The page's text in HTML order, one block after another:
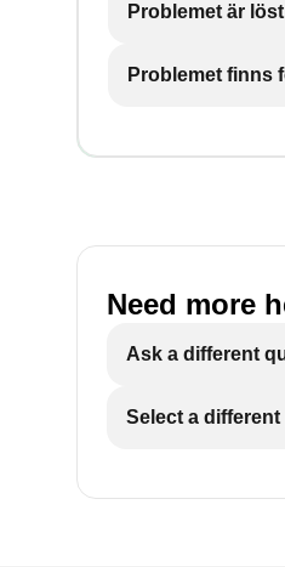
Problemet är löst
Problemet finns
Need more
Ask a different
Select a